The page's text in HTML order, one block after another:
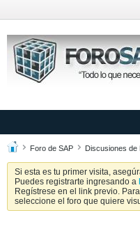
Foro de SAP Discusiones de
Si esta es tu primer visita,
Puedes registrarte ingresando a
Regístrese en el link previo.
seleccione el foro que quiere